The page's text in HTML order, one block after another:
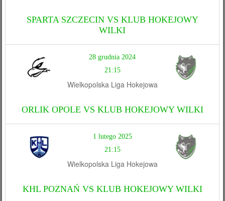
SPARTA SZCZECIN VS KLUB HOKEJOWY
WILKI
28 grudnia 2024
21:15
Wielkopolska Liga Hokejowa
ORLIK OPOLE VS KLUB HOKEJOWY WILKI
1 lutego 2025
21:15
Wielkopolska Liga Hokejowa
KHL POZNAŃ VS KLUB HOKEJOWY WILKI